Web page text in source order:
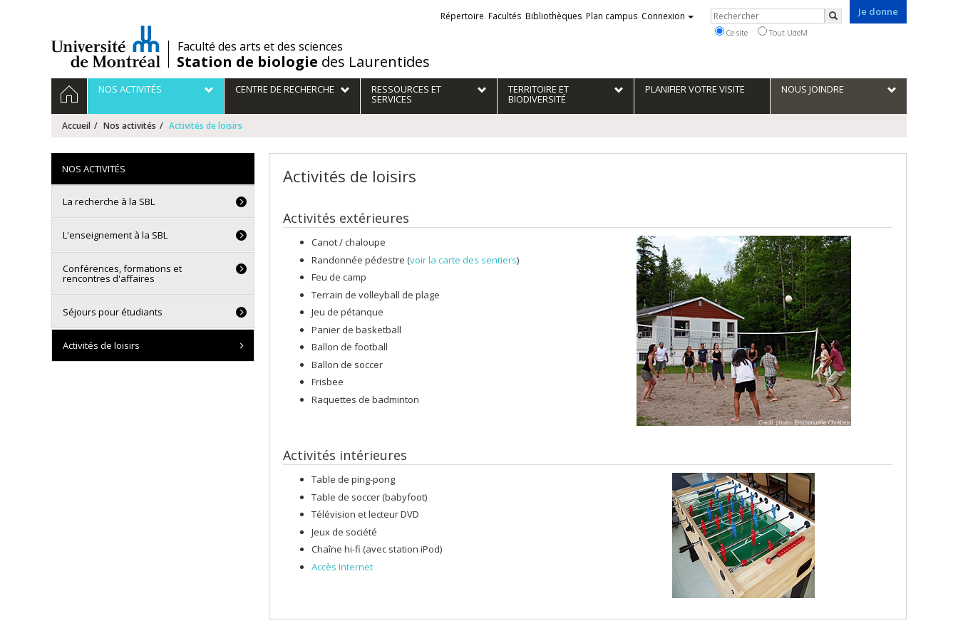
/Faculté des arts et des sciences
Station de biologie des Laurentides
Je donne
Liens
externes
Répertoire Facultés Bibliothèques Plan campus Connexion Rechercher
Rechercher
Ce site Tout UdeM
Navigation
principale
ACCUEILNOS ACTIVITÉS CENTRE DE RECHERCHE RESSOURCES ET
SERVICES
TERRITOIRE ET
BIODIVERSITÉ
PLANIFIER VOTRE VISITE NOUS JOINDRE
Accueil Nos activités Activités de loisirs
Activités de loisirs
Activités extérieures
Canot / chaloupe
Randonnée pédestre (voir la carte des sentiers)
Feu de camp
Terrain de volleyball de plage
Jeu de pétanque
Panier de basketball
Ballon de football
Ballon de soccer
Frisbee
Raquettes de badminton
Activités intérieures
Table de ping-pong
Table de soccer (babyfoot)
Télévision et lecteur DVD
Jeux de société
Chaîne hi-fi (avec station iPod)
Accès Internet
NOS ACTIVITÉS
La recherche à la SBL
L'enseignement à la SBL
Conférences, formations et
rencontres d'affaires
Séjours pour étudiants
Activités de loisirs